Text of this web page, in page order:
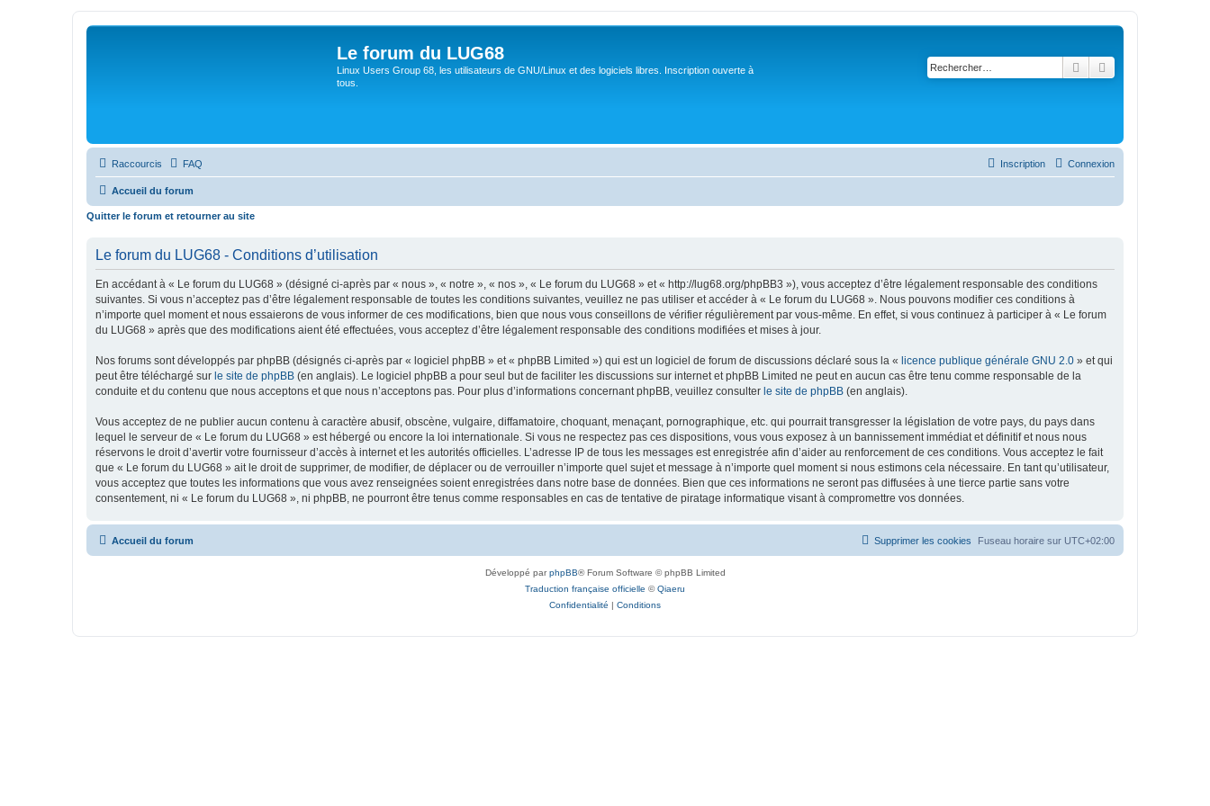
Le forum du LUG68
Linux Users Group 68, les utilisateurs de GNU/Linux et des logiciels libres. Inscription ouverte à
tous.
Rechercher
Raccourcis FAQ Connexion
Inscription
Accueil du forum
Quitter le forum et retourner au site
Le forum du LUG68 - Conditions d’utilisation
En accédant à « Le forum du LUG68 » (désigné ci-après par « nous », « notre », « nos », « Le forum du LUG68 » et « http://lug68.org/phpBB3 »), vous acceptez d’être légalement responsable des conditions
suivantes. Si vous n’acceptez pas d’être légalement responsable de toutes les conditions suivantes, veuillez ne pas utiliser et accéder à « Le forum du LUG68 ». Nous pouvons modifier ces conditions à
n’importe quel moment et nous essaierons de vous informer de ces modifications, bien que nous vous conseillons de vérifier régulièrement par vous-même. En effet, si vous continuez à participer à « Le forum
du LUG68 » après que des modifications aient été effectuées, vous acceptez d’être légalement responsable des conditions modifiées et mises à jour.
Nos forums sont développés par phpBB (désignés ci-après par « logiciel phpBB » et « phpBB Limited ») qui est un logiciel de forum de discussions déclaré sous la « licence publique générale GNU 2.0 » et qui
peut être téléchargé sur le site de phpBB (en anglais). Le logiciel phpBB a pour seul but de faciliter les discussions sur internet et phpBB Limited ne peut en aucun cas être tenu comme responsable de la
conduite et du contenu que nous acceptons et que nous n’acceptons pas. Pour plus d’informations concernant phpBB, veuillez consulter le site de phpBB (en anglais).
Vous acceptez de ne publier aucun contenu à caractère abusif, obscène, vulgaire, diffamatoire, choquant, menaçant, pornographique, etc. qui pourrait transgresser la législation de votre pays, du pays dans
lequel le serveur de « Le forum du LUG68 » est hébergé ou encore la loi internationale. Si vous ne respectez pas ces dispositions, vous vous exposez à un bannissement immédiat et définitif et nous nous
réservons le droit d’avertir votre fournisseur d’accès à internet et les autorités officielles. L’adresse IP de tous les messages est enregistrée afin d’aider au renforcement de ces conditions. Vous acceptez le fait
que « Le forum du LUG68 » ait le droit de supprimer, de modifier, de déplacer ou de verrouiller n’importe quel sujet et message à n’importe quel moment si nous estimons cela nécessaire. En tant qu’utilisateur,
vous acceptez que toutes les informations que vous avez renseignées soient enregistrées dans notre base de données. Bien que ces informations ne seront pas diffusées à une tierce partie sans votre
consentement, ni « Le forum du LUG68 », ni phpBB, ne pourront être tenus comme responsables en cas de tentative de piratage informatique visant à compromettre vos données.
Accueil du forum Fuseau horaire sur UTC+02:00
Supprimer les cookies
Développé parphpBB® Forum Software © phpBB Limited
Traduction française officielle ©Qiaeru
Confidentialité | Conditions